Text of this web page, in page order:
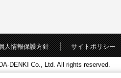
人情報保護方針 サイトポリシー
DENKI Co., Ltd. All rights reserved.